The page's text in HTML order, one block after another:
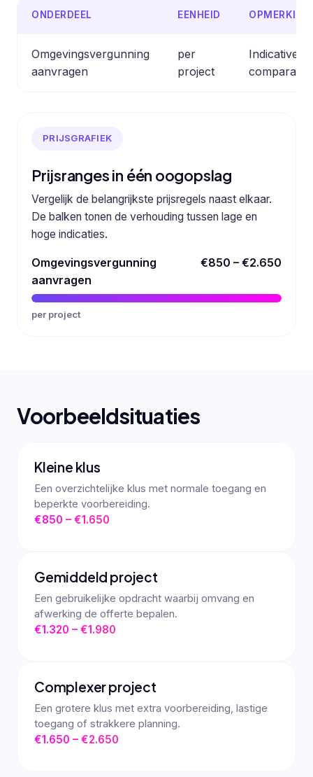
ONDERDEEL EENHEID OPMERKING
Omgevingsvergunning
aanvragen
per
project
Indicative
PRIJSGRAFIEK
Prijsranges in één oogopslag
Vergelijk de belangrijkste prijsregels naast elkaar.
De balken tonen de verhouding tussen lage en
hoge indicaties.
Omgevingsvergunning
aanvragen
€850 – €2.650
per project
Voorbeeldsituaties
Kleine klus
Een overzichtelijke klus met normale toegang en
beperkte voorbereiding.
€850 – €1.650
Gemiddeld project
Een gebruikelijke opdracht waarbij omvang en
afwerking de offerte bepalen.
€1.320 – €1.980
Complexer project
Een grotere klus met extra voorbereiding, lastige
toegang of strakkere planning.
€1.650 – €2.650